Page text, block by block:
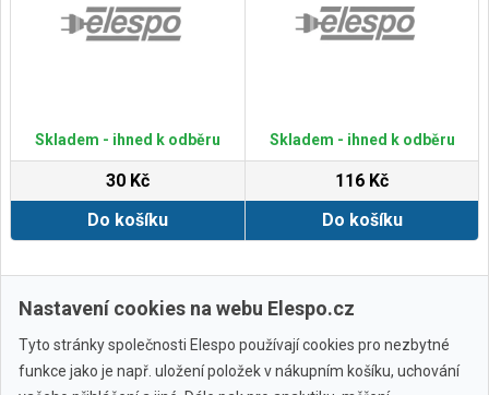
Skladem - ihned k odběru
30 Kč
Do košíku
Skladem - ihned k odběru
116 Kč
Do košíku
Zobrazit další
Nastavení cookies na webu Elespo.cz
Tyto stránky společnosti Elespo používají cookies pro nezbytné
funkce jako je např. uložení položek v nákupním košíku, uchování